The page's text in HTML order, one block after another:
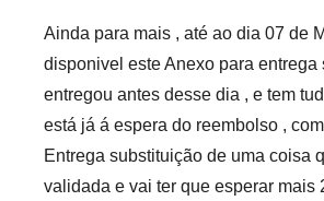
Ainda para mais , até ao dia 07 de
disponivel este Anexo para entrega
entregou antes desse dia , e tem
está já á espera do reembolso ,
Entrega substituição de uma coisa
validada e vai ter que esperar mais